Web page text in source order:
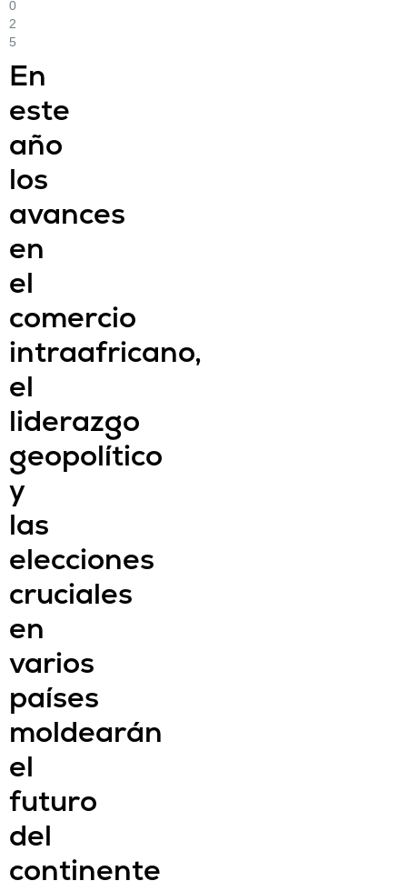
0
2
5
En
este
año
los
avances
en
el
comercio
intraafricano,
el
liderazgo
geopolítico
y
las
elecciones
cruciales
en
varios
países
moldearán
el
futuro
del
continente